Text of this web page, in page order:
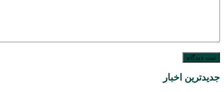
جدیدترین اخبار